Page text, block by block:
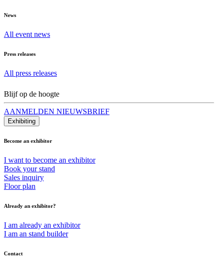
News
All event news
Press releases
All press releases
Blijf op de hoogte
AANMELDEN NIEUWSBRIEF
Exhibiting
Become an exhibitor
I want to become an exhibitor
Book your stand
Sales inquiry
Floor plan
Already an exhibitor?
I am already an exhibitor
I am an stand builder
Contact